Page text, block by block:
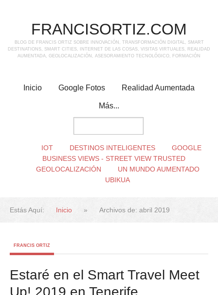
FRANCISORTIZ.COM
BLOG DE FRANCIS ORTIZ SOBRE INNOVACIÓN, TRANSFORMACIÓN DIGITAL, SMART
DESTINATIONS, SMART CITIES, INTERNET DE LAS COSAS, VISITAS VIRTUALES, REALIDAD
AUMENTADA, GEOLOCALIZACIÓN, ASESORAMIENTO TECNOLÓGICO, FORMACIÓN
Inicio Google Fotos Realidad Aumentada
Más...
IOT DESTINOS INTELIGENTES
GOOGLE
BUSINESS VIEWS - STREET VIEW TRUSTED
GEOLOCALIZACIÓN
UN MUNDO AUMENTADO
UBIKUA
Estás Aquí: Inicio » Archivos de: abril 2019
FRANCIS ORTIZ
Estaré en el Smart Travel Meet
Up! 2019 en Tenerife